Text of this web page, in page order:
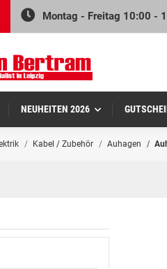
Montag - Freitag 10:00 -
NEUHEITEN 2026
Kabel / Zubehör Auhagen